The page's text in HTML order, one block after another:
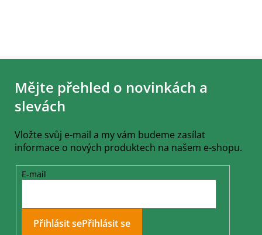
Z
Mějte přehled o novinkách a
slevách
Vložte svůj e-mail a my vám budeme zasílat
informace o nových produktech na našem e-shopu.
E-mail
Přihlásit se